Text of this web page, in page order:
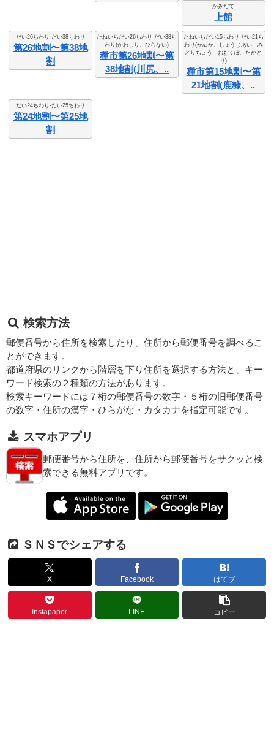
かみだて
上館
だい26ちわり-だい38ちわり
第26地割〜第38地
割
たねいちだい26ちわり-だい38ち
わり(かわしり、ひらない)
種市第26地割〜第
38地割(川尻、..
たねいちだい15ちわり-だい21ち
わり(かぬか、しょうじあい、み
どりちょう、おおくぼ、たかと
り)
種市第15地割〜第
21地割(鹿糠、..
だい24ちわり-だい25ちわり
第24地割〜第25地
割
検索方法
郵便番号から住所を検索したり、住所から郵便番号を調べるこ
とができます。
都道府県のリンクから階層を下り住所を選択する方法と、キー
ワード検索の２種類の方法があります。
検索キーワードには７桁の郵便番号の数字・５桁の旧郵便番号
の数字・住所の漢字・ひらがな・カタカナを指定可能です。
スマホアプリ
郵便番号から住所を、住所から郵便番号をサクッと検
索できる無料アプリです。
ＳＮＳでシェアする
X Facebook はてブ
Instapaper LINE コピー